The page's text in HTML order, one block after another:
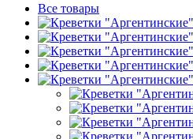
Все товары